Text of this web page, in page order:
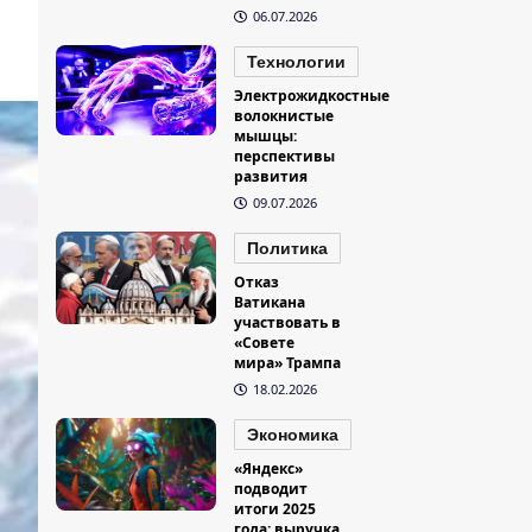
06.07.2026
Технологии
Электрожидкостные
волокнистые
мышцы:
перспективы
развития
09.07.2026
Политика
Отказ
Ватикана
участвовать в
«Совете
мира» Трампа
18.02.2026
Экономика
«Яндекс»
подводит
итоги 2025